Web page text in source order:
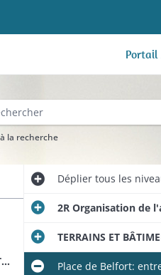
Portail
la recherche
Dépliertous les
2R Organisation de
TERRAINS ET
Place de Belfort: